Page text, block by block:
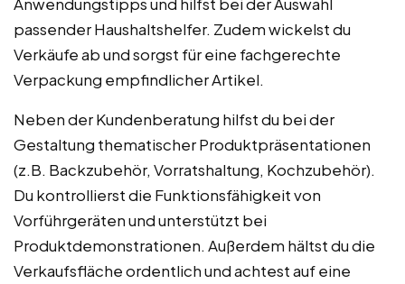
passender Haushaltshelfer. Zudem wickelst du
Verkäufe ab und sorgst für eine fachgerechte
Verpackung empfindlicher Artikel.
Neben der Kundenberatung hilfst du bei der
Gestaltung thematischer Produktpräsentationen
(z.B. Backzubehör, Vorratshaltung, Kochzubehör).
Du kontrollierst die Funktionsfähigkeit von
Vorführgeräten und unterstützt bei
Produktdemonstrationen. Außerdem hältst du die
Verkaufsfläche ordentlich und achtest auf eine